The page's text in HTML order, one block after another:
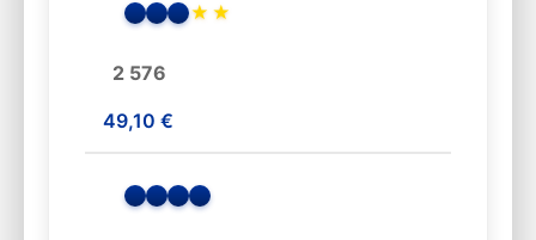
★ ★
2 576
49,10 €